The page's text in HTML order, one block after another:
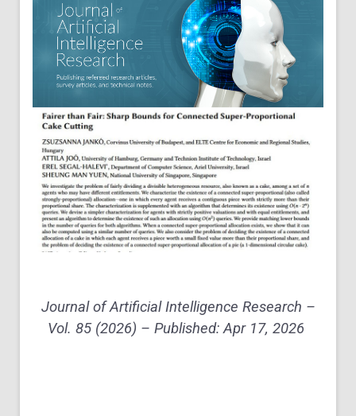
Journal of Artificial Intelligence Research –
Vol. 85 (2026) – Published: Apr 17, 2026